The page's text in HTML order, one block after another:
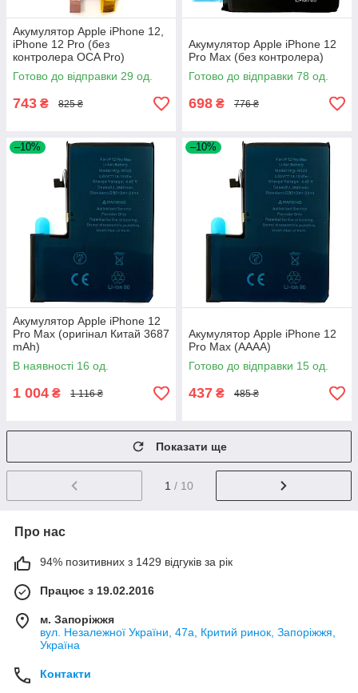
Акумулятор Apple iPhone 12,
iPhone 12 Pro (без
контролера OCA Pro)
Готово до відправки 29 од.
743 ₴ 825 ₴
Акумулятор Apple iPhone 12
Pro Max (без контролера)
Готово до відправки 78 од.
698 ₴ 776 ₴
–10%
Акумулятор Apple iPhone 12
Pro Max (оригінал Китай 3687
mAh)
В наявності 16 од.
1 004 ₴ 1 116 ₴
–10%
Акумулятор Apple iPhone 12
Pro Max (AAAA)
Готово до відправки 15 од.
437 ₴ 485 ₴
Показати ще
1 / 10
Про нас
94% позитивних з 1429 відгуків за рік
Працює з 19.02.2016
м. Запоріжжя
вул. Незалежної України, 47а, Критий ринок, Запоріжжя,
Україна
Контакти